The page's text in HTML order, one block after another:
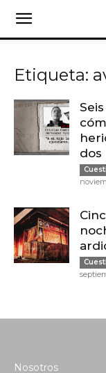
Etiqueta:
dos
Nosotros